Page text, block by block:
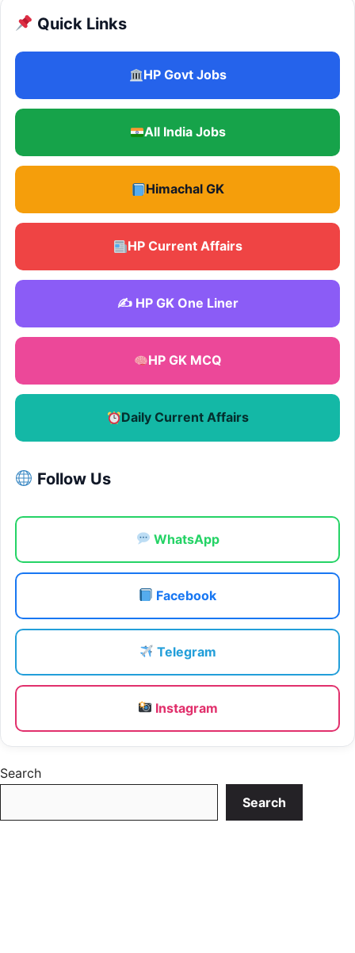
Quick Links
HP Govt Jobs
All India Jobs
Himachal GK
HP Current Affairs
✍️ HP GK One Liner
HP GK MCQ
Daily Current Affairs
Follow Us
WhatsApp
Facebook
Telegram
Instagram
Search
Search